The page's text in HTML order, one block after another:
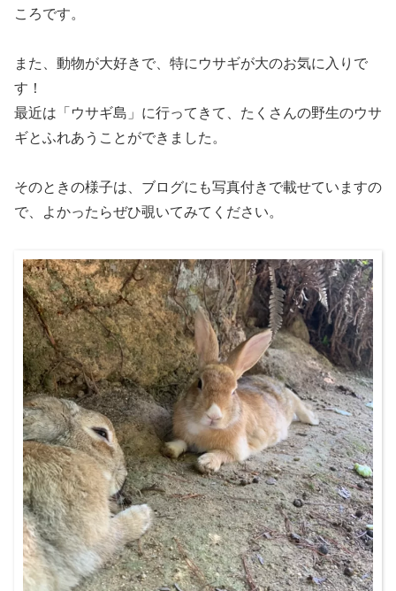
ころです。
また、動物が大好きで、特にウサギが大のお気に入りで
す！
最近は「ウサギ島」に行ってきて、たくさんの野生のウサ
ギとふれあうことができました。
そのときの様子は、ブログにも写真付きで載せていますの
で、よかったらぜひ覗いてみてください。